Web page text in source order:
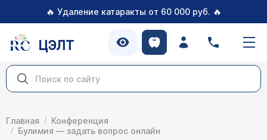
🔥 Удаление катаракты от 60 000 руб. 🔥
ЦЭЛТ
Главная
Конференция
Булимия — задать вопрос онлайн